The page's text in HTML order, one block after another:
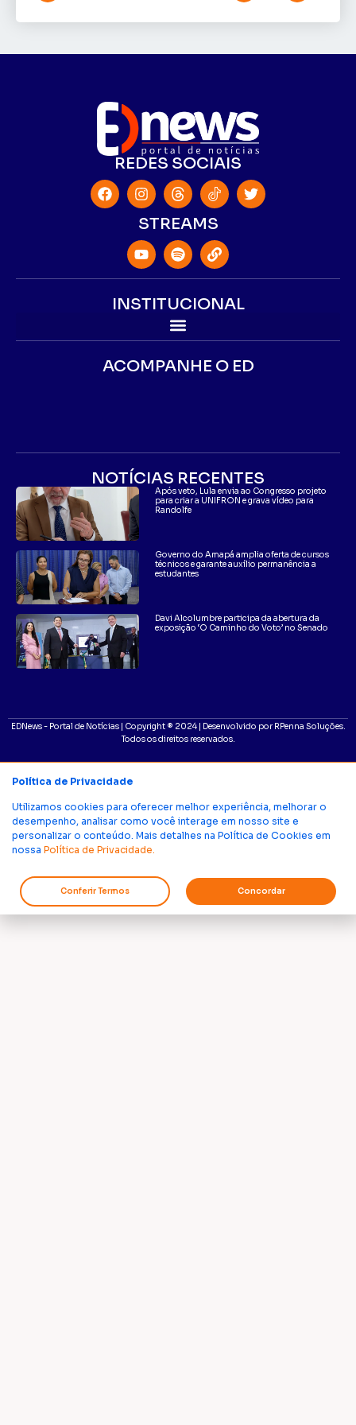
REDES SOCIAIS
STREAMS
INSTITUCIONAL
ACOMPANHE O ED
NOTÍCIAS RECENTES
Após veto, Lula envia ao Congresso projeto
para criar a UNIFRON e grava vídeo para
Randolfe
Governo do Amapá amplia oferta de cursos
técnicos e garante auxílio permanência a
estudantes
Davi Alcolumbre participa da abertura da
exposição ‘O Caminho do Voto’ no Senado
EDNews - Portal de Notícias | Copyright ® 2024 | Desenvolvido por RPenna Soluções.
Todos os direitos reservados.
Política de Privacidade
Utilizamos cookies para oferecer melhor experiência, melhorar o
desempenho, analisar como você interage em nosso site e
personalizar o conteúdo. Mais detalhes na Política de Cookies em
nossa Política de Privacidade.
Conferir Termos Concordar